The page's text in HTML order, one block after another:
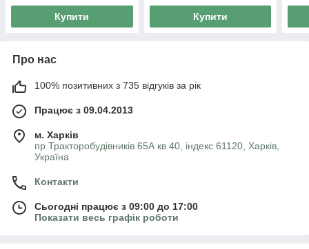
Купити Купити
Про нас
100% позитивних з 735 відгуків за рік
Працює з 09.04.2013
м. Харків
пр Тракторобудівників 65А кв 40, індекс 61120, Харків,
Україна
Контакти
Сьогодні працює з 09:00 до 17:00
Показати весь графік роботи